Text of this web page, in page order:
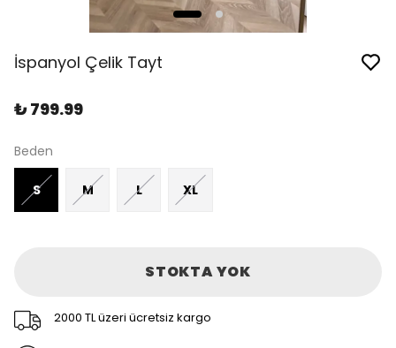
İspanyol Çelik Tayt
₺ 799.99
Beden
S M L XL
STOKTA YOK
2000 TL üzeri ücretsiz kargo